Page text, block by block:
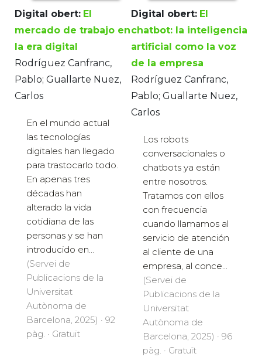
Digital obert: El
mercado de trabajo en
la era digital
Rodríguez Canfranc,
Pablo; Guallarte Nuez,
Carlos
En el mundo actual
las tecnologías
digitales han llegado
para trastocarlo todo.
En apenas tres
décadas han
alterado la vida
cotidiana de las
personas y se han
introducido en...
(Servei de
Publicacions de la
Universitat
Autònoma de
Barcelona, 2025) · 92
pàg. · Gratuït
Digital obert: El
chatbot: la inteligencia
artificial como la voz
de la empresa
Rodríguez Canfranc,
Pablo; Guallarte Nuez,
Carlos
Los robots
conversacionales o
chatbots ya están
entre nosotros.
Tratamos con ellos
con frecuencia
cuando llamamos al
servicio de atención
al cliente de una
empresa, al conce...
(Servei de
Publicacions de la
Universitat
Autònoma de
Barcelona, 2025) · 96
pàg. · Gratuït